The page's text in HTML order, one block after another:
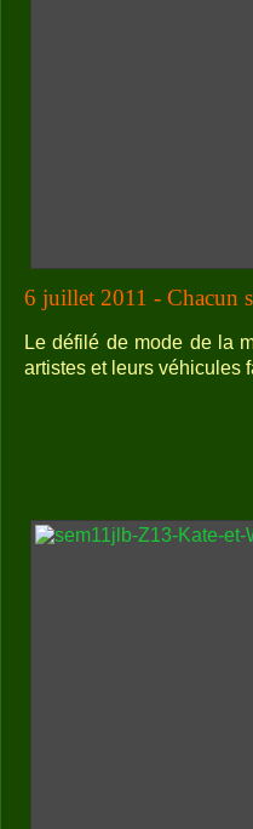
6 juillet 2011 - Chacun
Le défilé de mode de la
artistes et leurs véhicules